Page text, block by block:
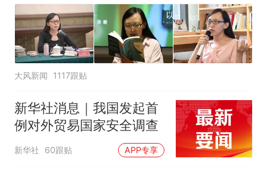
大风新闻 1117跟贴
新华社消息｜我国发起首
例对外贸易国家安全调查
新华社 60跟贴 APP专享